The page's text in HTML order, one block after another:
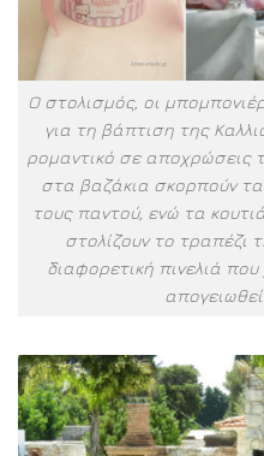
Ο στολισμός, οι
για τη βάπτιση της
ρομαντικό σε αποχρώσεις
στα βαζάκια σκορπούν
τους παντού, ενώ τα
στολίζουν το τραπέζι
διαφορετική πινελιά